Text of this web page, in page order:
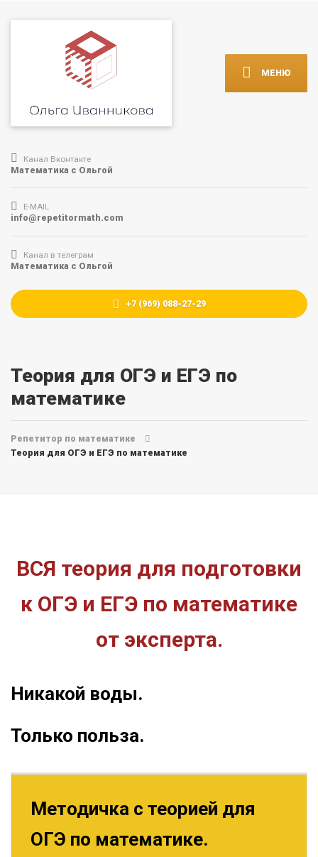
МЕНЮ
Канал Вконтакте
Математика с Ольгой
E-MAIL
info@repetitormath.com
Канал в телеграм
Математика с Ольгой
+7 (969) 088-27-29
Теория для ОГЭ и ЕГЭ по
математике
Репетитор по математике
Теория для ОГЭ и ЕГЭ по математике
ВСЯ теория для подготовки
к ОГЭ и ЕГЭ по математике
от эксперта.
Никакой воды.
Только польза.
Методичка с теорией для
ОГЭ по математике.